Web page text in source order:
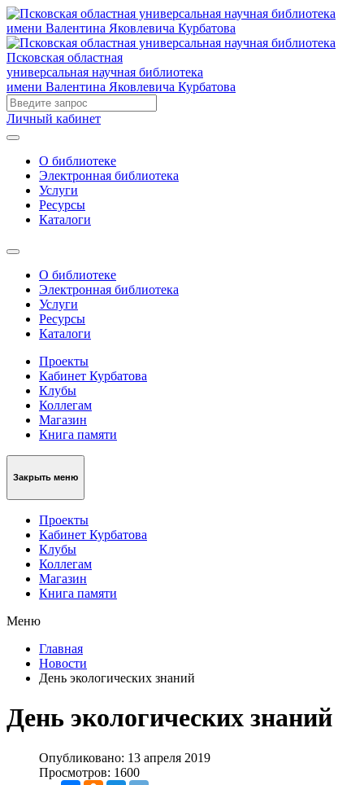
Псковская областная
универсальная научная библиотека
имени Валентина Яковлевича Курбатова
Личный кабинет
О библиотеке
Электронная библиотека
Услуги
Ресурсы
Каталоги
О библиотеке
Электронная библиотека
Услуги
Ресурсы
Каталоги
Проекты
Кабинет Курбатова
Клубы
Коллегам
Магазин
Книга памяти
Закрыть меню
Проекты
Кабинет Курбатова
Клубы
Коллегам
Магазин
Книга памяти
Меню
Главная
Новости
День экологических знаний
День экологических знаний
Опубликовано: 13 апреля 2019
Просмотров: 1600